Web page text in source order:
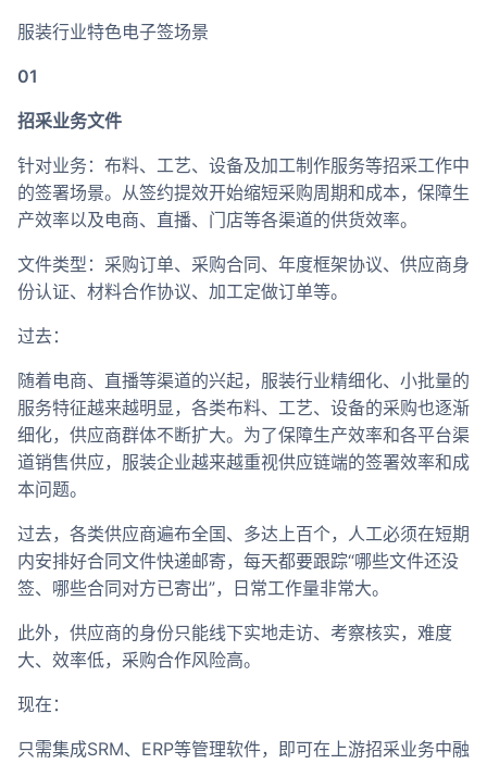
服装行业特色电子签场景
01
招采业务文件
针对业务：布料、工艺、设备及加工制作服务等招采工作中
的签署场景。从签约提效开始缩短采购周期和成本，保障生
产效率以及电商、直播、门店等各渠道的供货效率。
文件类型：采购订单、采购合同、年度框架协议、供应商身
份认证、材料合作协议、加工定做订单等。
过去：
随着电商、直播等渠道的兴起，服装行业精细化、小批量的
服务特征越来越明显，各类布料、工艺、设备的采购也逐渐
细化，供应商群体不断扩大。为了保障生产效率和各平台渠
道销售供应，服装企业越来越重视供应链端的签署效率和成
本问题。
过去，各类供应商遍布全国、多达上百个，人工必须在短期
内安排好合同文件快递邮寄，每天都要跟踪“哪些文件还没
签、哪些合同对方已寄出”，日常工作量非常大。
此外，供应商的身份只能线下实地走访、考察核实，难度
大、效率低，采购合作风险高。
现在：
只需集成SRM、ERP等管理软件，即可在上游招采业务中融